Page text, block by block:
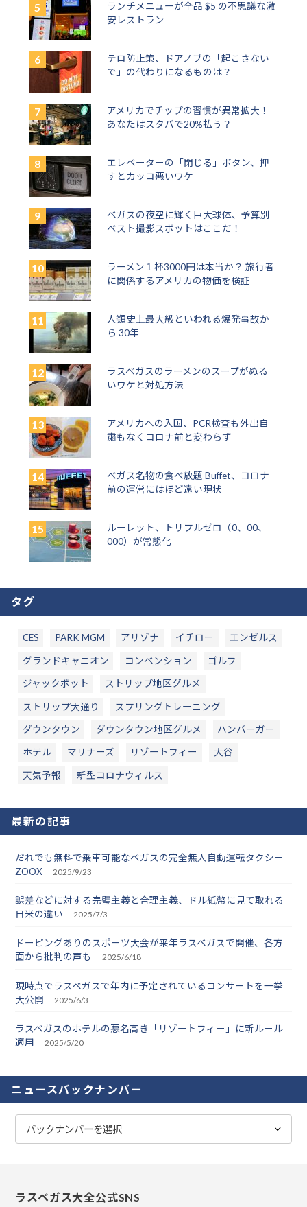
ランチメニューが全品 $5 の不思議な激
安レストラン
テロ防止策、ドアノブの「起こさない
で」の代わりになるものは？
アメリカでチップの習慣が異常拡大！
あなたはスタバで20%払う？
エレベーターの「閉じる」ボタン、押
すとカッコ悪いワケ
ベガスの夜空に輝く巨大球体、予算別
ベスト撮影スポットはここだ！
ラーメン１杯3000円は本当か？ 旅行者
に関係するアメリカの物価を検証
人類史上最大級といわれる爆発事故か
ら 30年
ラスベガスのラーメンのスープがぬる
いワケと対処方法
アメリカへの入国、PCR検査も外出自
粛もなくコロナ前と変わらず
ベガス名物の食べ放題 Buffet、コロナ
前の運営にはほど遠い現状
ルーレット、トリプルゼロ（0、00、
000）が常態化
タグ
CES PARK MGM アリゾナ イチロー エンゼルス
グランドキャニオン コンベンション ゴルフ
ジャックポット ストリップ地区グルメ
ストリップ大通り スプリングトレーニング
ダウンタウン ダウンタウン地区グルメ ハンバーガー
ホテル マリナーズ リゾートフィー 大谷
天気予報 新型コロナウィルス
最新の記事
だれでも無料で乗車可能なベガスの完全無人自動運転タクシー
ZOOX
2025/9/23
誤差などに対する完璧主義と合理主義、ドル紙幣に見て取れる
日米の違い
2025/7/3
ドーピングありのスポーツ大会が来年ラスベガスで開催、各方
面から批判の声も
2025/6/18
現時点でラスベガスで年内に予定されているコンサートを一挙
大公開
2025/6/3
ラスベガスのホテルの悪名高き「リゾートフィー」に新ルール
適用
2025/5/20
ニュースバックナンバー
ラスベガス大全公式SNS